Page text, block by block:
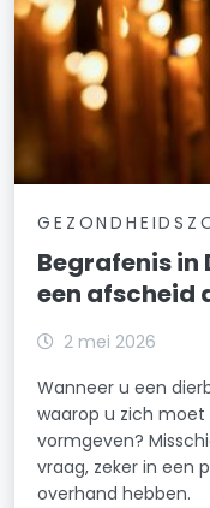
Begrafenis in
een afscheid
2 mei 2026
Wanneer u een
waarop u zich
vormgeven?
vraag, zeker in een
overhand hebben.